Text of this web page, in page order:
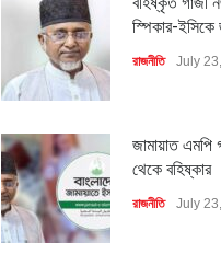
৪০০ মিলিয়ন ডলারের বিদেশি বিনিয়োগ
বাস্তবায়নের পথে
অর্থনীতি July 23, 2026
স্পিকার-ইসিকে
রাজনীতি July
জামায়াত
থেকে বহিষ্কার
রাজনীতি July